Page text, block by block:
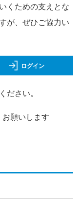
くための支えとな
が、ぜひご協力い
ログイン
ださい。
願いします